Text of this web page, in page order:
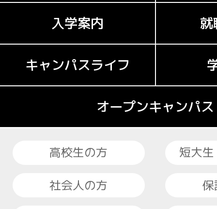
入学案内
キャンパスライフ
オープンキャンパス
高校生の方
短大
社会人の方